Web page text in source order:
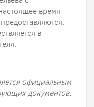
время
в
официальным
документов.